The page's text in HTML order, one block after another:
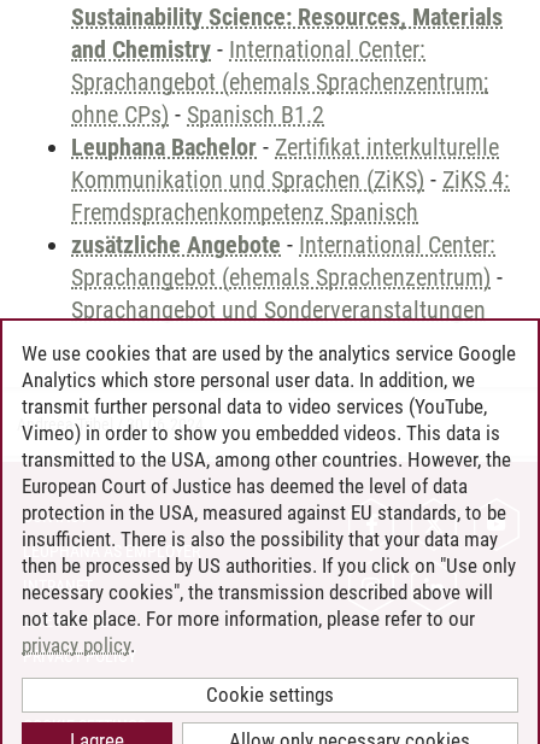
Sustainability Science: Resources, Materials
and Chemistry - International Center:
Sprachangebot (ehemals Sprachenzentrum;
ohne CPs) - Spanisch B1.2
Leuphana Bachelor - Zertifikat interkulturelle
Kommunikation und Sprachen (ZiKS) - ZiKS 4:
Fremdsprachenkompetenz Spanisch
zusätzliche Angebote - International Center:
Sprachangebot (ehemals Sprachenzentrum) -
Sprachangebot und Sonderveranstaltungen
Andreea Tribel 30.06.2024
CONTACT
LEUPHANA AS EMPLOYER
INTRANET
SITE NOTICE
PRIVACY POLICY
COOKIE SETTINGS
We use cookies that are used by the analytics service Google
Analytics which store personal user data. In addition, we
transmit further personal data to video services (YouTube,
Vimeo) in order to show you embedded videos. This data is
transmitted to the USA, among other countries. However, the
European Court of Justice has deemed the level of data
protection in the USA, measured against EU standards, to be
insufficient. There is also the possibility that your data may
then be processed by US authorities. If you click on "Use only
necessary cookies", the transmission described above will
not take place. For more information, please refer to our
privacy policy.
Cookie settings